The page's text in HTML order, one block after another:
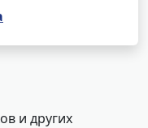
и других